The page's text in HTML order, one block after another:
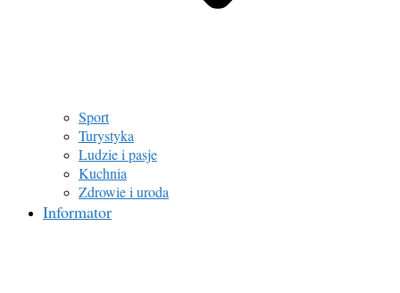
Sport
Turystyka
Ludzie i pasje
Kuchnia
Zdrowie i uroda
Informator